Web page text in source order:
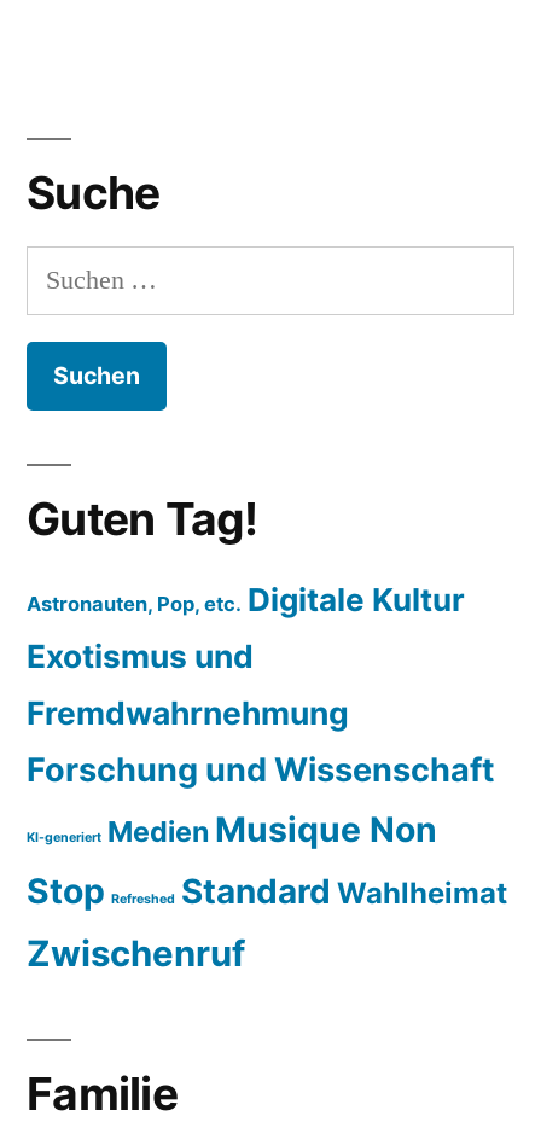
Suche
Suchen
nach:
Guten Tag!
Astronauten, Pop, etc. Digitale Kultur
Exotismus und
Fremdwahrnehmung
Forschung und Wissenschaft
KI-generiert Medien Musique Non
Stop Refreshed Standard Wahlheimat
Zwischenruf
Familie